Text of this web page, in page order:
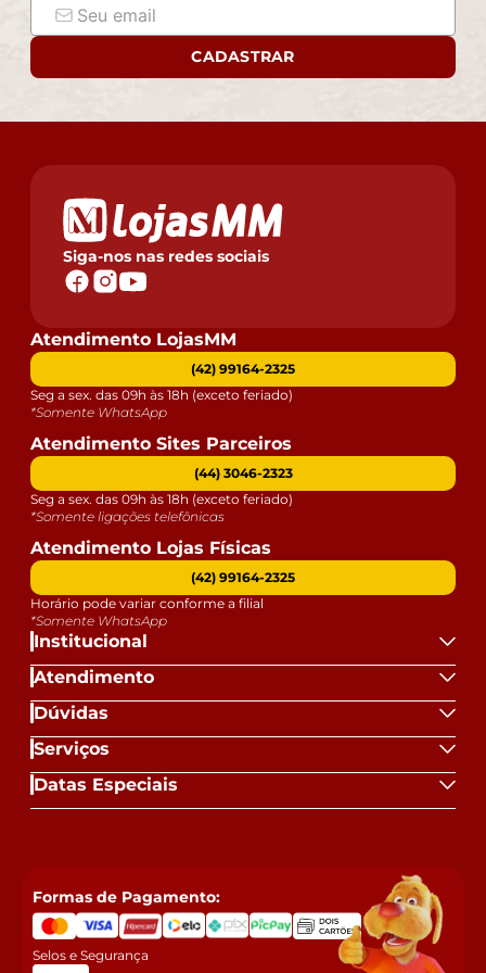
- Ao receber a mercadoria, o cliente deve verificar as
condições da embalagem, caso haja alguma avaria não
assine o comprovante de recebimento.
- Montagem, desmontagem e outras instalações serão
responsabilidade do comprador.
- Confira as dimensões do produto e certifique-se de
que passará normalmente por supostos elevadores,
portas, escadas e/ou corredores de sua residência.
CADASTRAR
Siga-nos nas redes sociais
Institucional
Atendimento
Dúvidas
Serviços
Datas Especiais
Atendimento LojasMM
(42) 99164-2325
Seg a sex. das 09h às 18h (exceto feriado)
*Somente WhatsApp
Atendimento Sites Parceiros
(44) 3046-2323
Seg a sex. das 09h às 18h (exceto feriado)
*Somente ligações telefônicas
Atendimento Lojas Físicas
(42) 99164-2325
Horário pode variar conforme a filial
*Somente WhatsApp
Formas de Pagamento:
Selos e Segurança